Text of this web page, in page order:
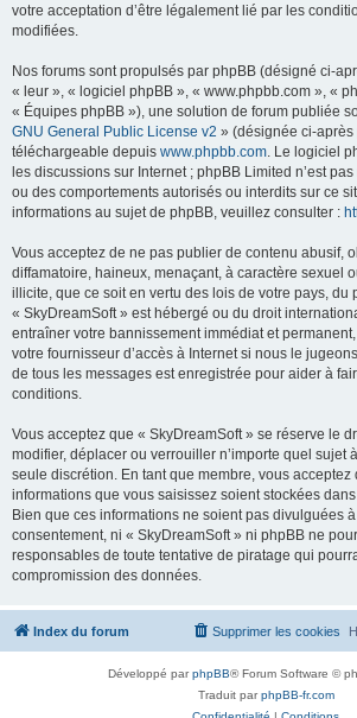
votre acceptation d’être légalement lié par les
modifiées.
Nos forums sont propulsés par phpBB (désigné ci-
« leur », « logiciel phpBB », « www.phpbb.com », «
« Équipes phpBB »), une solution de forum publiée
GNU General Public License v2 » (désignée ci-après
téléchargeable depuis www.phpbb.com. Le logiciel
les discussions sur Internet ; phpBB Limited n’est
ou des comportements autorisés ou interdits sur ce
informations au sujet de phpBB, veuillez consulter :
Vous acceptez de ne pas publier de contenu abusif,
diffamatoire, haineux, menaçant, à caractère sexuel
illicite, que ce soit en vertu des lois de votre pays, du
« SkyDreamSoft » est hébergé ou du droit
entraîner votre bannissement immédiat et
votre fournisseur d’accès à Internet si nous le
de tous les messages est enregistrée pour aider à
conditions.
Vous acceptez que « SkyDreamSoft » se réserve le
modifier, déplacer ou verrouiller n’importe quel sujet
seule discrétion. En tant que membre, vous acceptez
informations que vous saisissez soient stockées
Bien que ces informations ne soient pas divulguées
consentement, ni « SkyDreamSoft » ni phpBB ne
responsables de toute tentative de piratage qui
compromission des données.
Index du forum Supprimer les cookies
Développé parphpBB® Forum Software ©
Traduit parphpBB-fr.com